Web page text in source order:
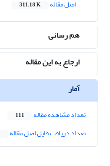
اصل مقاله
311.18 K
هم رسانی
ارجاع به این مقاله
آمار
تعداد مشاهده مقاله 111
تعداد دریافت فایل اصل مقاله